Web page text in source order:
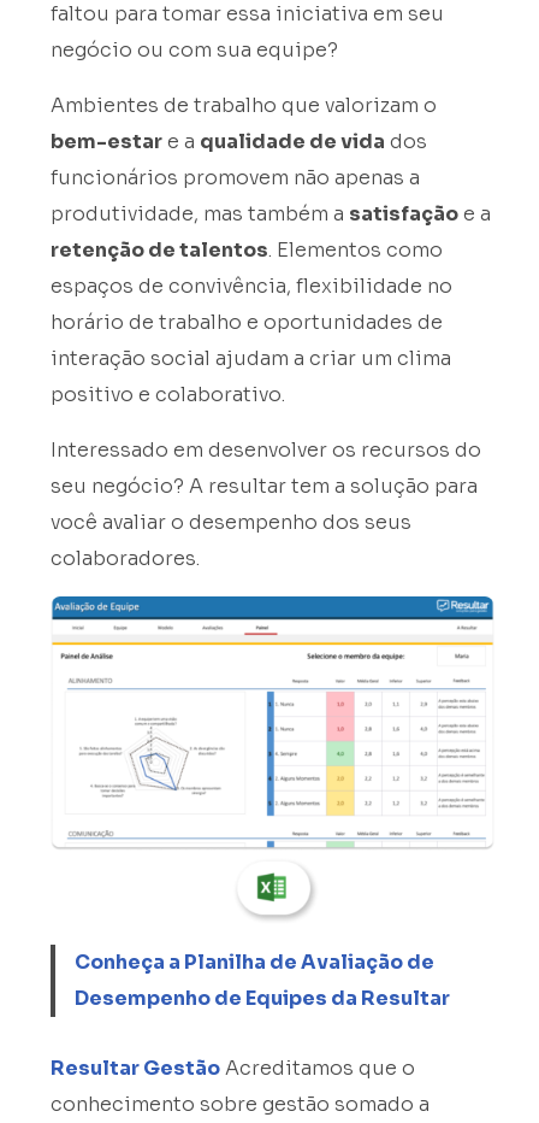
faltou para tomar essa iniciativa em seu
negócio ou com sua equipe?
Ambientes de trabalho que valorizam o
bem-estare a qualidade de vida dos
funcionários promovem não apenas a
produtividade, mas também a satisfaçãoe a
retenção de talentos. Elementos como
espaços de convivência, flexibilidade no
horário de trabalho e oportunidades de
interação social ajudam a criar um clima
positivo e colaborativo.
Interessado em desenvolver os recursos do
seu negócio? A resultar tem a solução para
você avaliar o desempenho dos seus
colaboradores.
Conheça a Planilha de Avaliação de
Desempenho de Equipes da Resultar
Resultar Gestão Acreditamos que o
conhecimento sobre gestão somado a